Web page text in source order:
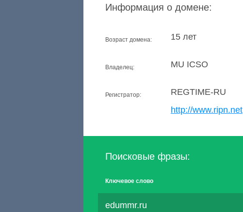
Информация о домене:
Возраст домена: 15 лет
Владелец: MU ICSO
Регистратор:
REGTIME-RU
http://www.ripn.net
Поисковые фразы:
Ключевое слово
edummr.ru